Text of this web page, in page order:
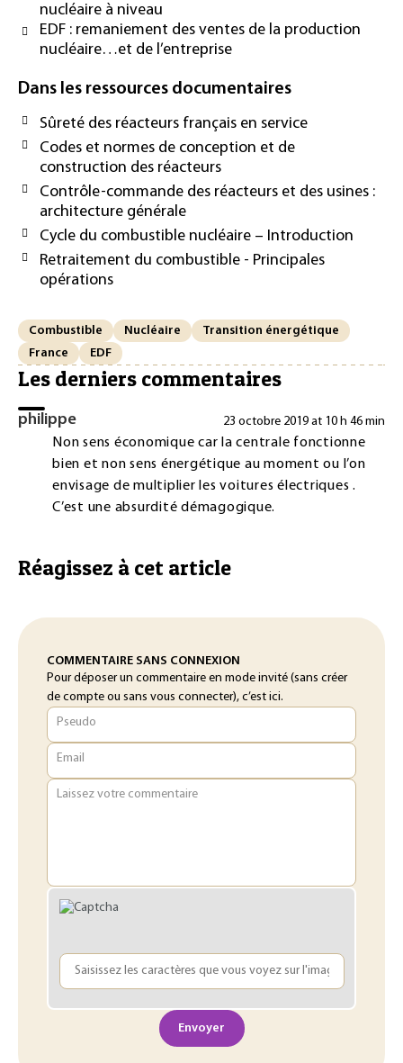
nucléaire à niveau
EDF : remaniement des ventes de la production
nucléaire…et de l’entreprise
Dans les ressources documentaires
Sûreté des réacteurs français en service
Codes et normes de conception et de
construction des réacteurs
Contrôle-commande des réacteurs et des usines :
architecture générale
Cycle du combustible nucléaire – Introduction
Retraitement du combustible - Principales
opérations
Combustible Nucléaire
Transition énergétique
France
EDF
Les derniers commentaires
philippe 23 octobre 2019 at 10 h 46 min
Non sens économique car la centrale fonctionne
bien et non sens énergétique au moment ou l’on
envisage de multiplier les voitures électriques .
C’est une absurdité démagogique.
Réagissez à cet article
COMMENTAIRE SANS CONNEXION
Pour déposer un commentaire en mode invité (sans créer
de compte ou sans vous connecter), c’est ici.
Pseudo
Email
Laissez votre commentaire
Envoyer